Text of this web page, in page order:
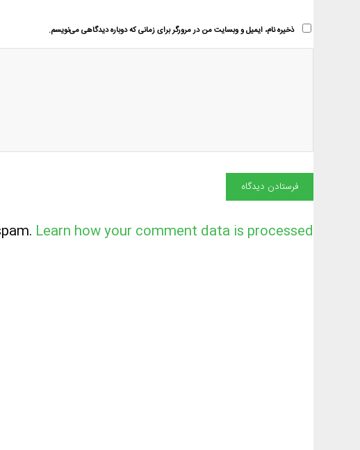
ذخیره نام، ایمیل و وبسایت من در مرورگر برای زمانی که دوباره دیدگاهی می‌نویسم.
Learn how your comment data is processed